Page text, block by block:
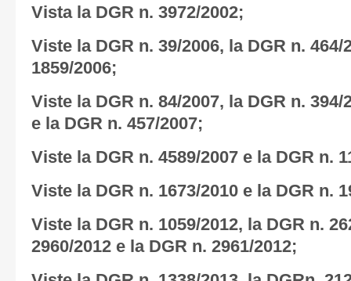
Vista la DGR n. 3972/2002;
Viste la DGR n. 39/2006, la DGR n. 464/
1859/2006;
Viste la DGR n. 84/2007, la DGR n. 394/
e la DGR n. 457/2007;
Viste la DGR n. 4589/2007 e la DGR n.
Viste la DGR n. 1673/2010 e la DGR n.
Viste la DGR n. 1059/2012, la DGR n.
2960/2012 e la DGR n. 2961/2012;